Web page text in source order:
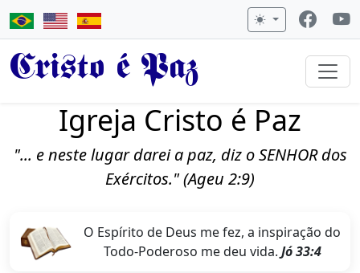
Cristo é Paz
Igreja Cristo é Paz
"... e neste lugar darei a paz, diz o SENHOR dos
Exércitos." (Ageu 2:9)
O Espírito de Deus me fez, a inspiração do
Todo-Poderoso me deu vida. Jó 33:4